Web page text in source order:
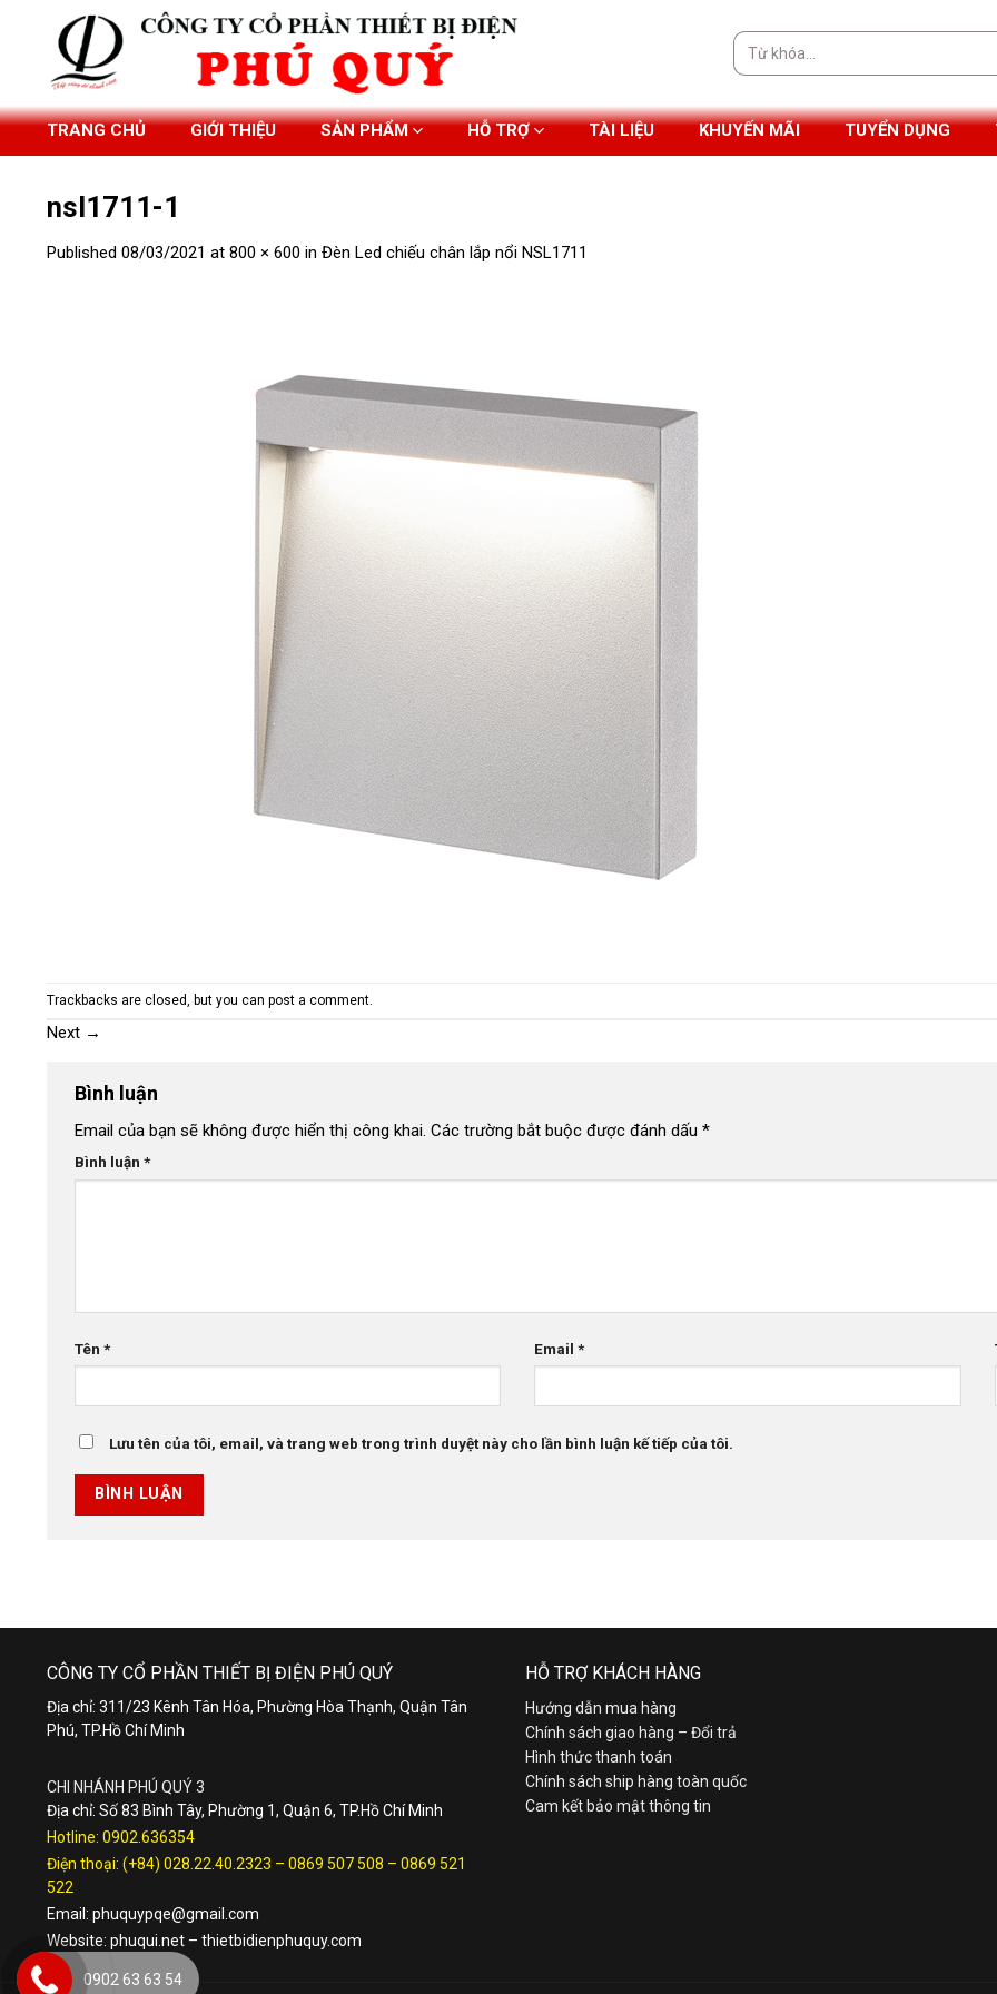
Tìm
kiếm:
TRANG CHỦ GIỚI THIỆU SẢN PHẨM HỖ TRỢ TÀI LIỆU KHUYẾN MÃI TUYỂN DỤNG
nsl1711-1
Published 08/03/2021 at 800 × 600 in Đèn Led chiếu chân lắp nổi NSL1711
Trackbacks are closed, but you can post a comment
Next →
Bình luận
Email của bạn sẽ không được hiển thị công khai. Các trường bắt buộc được đánh dấu *
Bình luận *
Tên * Email*
Lưu tên của tôi, email, và trang web trong trình duyệt này cho lần bình luận kế tiếp của tôi.
CÔNG TY CỔ PHẦN THIẾT BỊ ĐIỆN PHÚ QUÝ
Địa chỉ: 311/23 Kênh Tân Hóa, Phường Hòa Thạnh, Quận Tân
Phú, TP.Hồ Chí Minh
CHI NHÁNH PHÚ QUÝ 3
Địa chỉ: Số 83 Bình Tây, Phường 1, Quận 6, TP.Hồ Chí Minh
Hotline: 0902.636354
Điện thoại: (+84) 028.22.40.2323 – 0869 507 508 – 0869 521
522
Email: phuquypqe@gmail.com
Website: phuqui.net – thietbidienphuquy.com
HỖ TRỢ KHÁCH HÀNG
Hướng dẫn mua hàng
Chính sách giao hàng – Đổi trả
Hình thức thanh toán
Chính sách ship hàng toàn quốc
Cam kết bảo mật thông tin
0902 63 63 54